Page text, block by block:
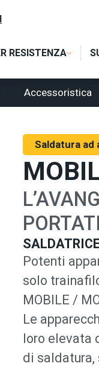
RESISTENZA
Saldatura ad
Potenti
solo
MOBILE /
Le
loro elevata
di saldatura,